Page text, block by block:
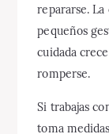
repararse.
pequeños
cuidada
romperse.
Si trabajas
toma